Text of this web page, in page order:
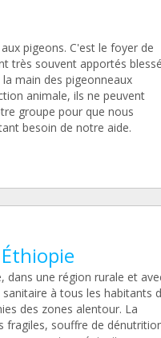
pigeons. C'est le foyer de
très souvent apportés
main des pigeonneaux
animale, ils ne peuvent
groupe pour que nous
besoin de notre aide.
dans une région rurale et
à tous les habitants
des zones alentour. La
fragiles, souffre de